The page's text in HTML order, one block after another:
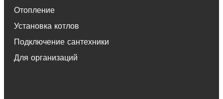
Отопление
Установка котлов
Подключение сантехники
Для организаций